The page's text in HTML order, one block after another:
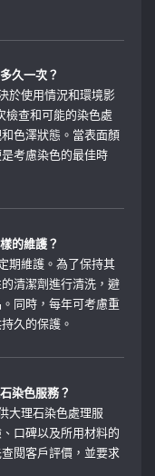
久一次？
於使用情況和環境影
檢查和可能的染色處
色澤狀態。當表面顏
考慮染色的最佳時
的維護？
期維護。為了保持其
清潔劑進行清洗，避
同時，每年可考慮重
久的保護。
染色服務？
大理石染色處理服
口碑以及所用材料的
閱客戶評價，並要求